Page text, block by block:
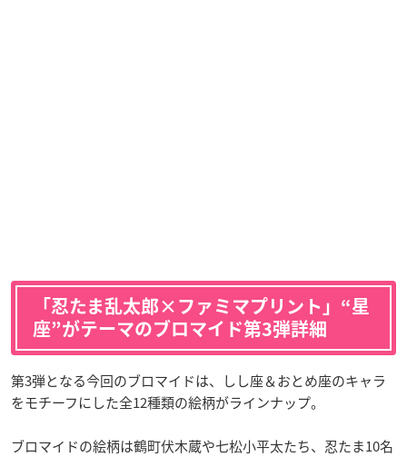
「忍たま乱太郎×ファミマプリント」“星
座”がテーマのブロマイド第3弾詳細
第3弾となる今回のブロマイドは、しし座＆おとめ座のキャラ
をモチーフにした全12種類の絵柄がラインナップ。
ブロマイドの絵柄は鶴町伏木蔵や七松小平太たち、忍たま10名